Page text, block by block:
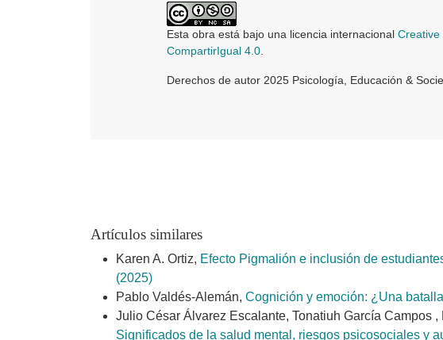
Esta obra está bajo una licencia internacional Creative
CompartirIgual 4.0
Derechos de autor 2025 Psicología, Educación &
Artículos similares
Karen A. Ortiz, Efecto Pigmalión e inclusión de
(2025)
Pablo Valdés-Alemán, Cognición y emoción: ¿Una
Julio César Álvarez Escalante, Tonatiuh García Campos
Significados de la salud mental, riesgos psicosociales y